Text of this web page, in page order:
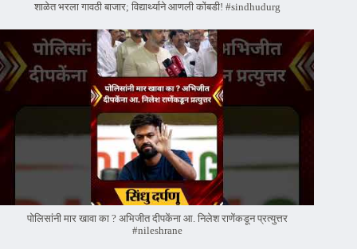
शाळेत भरला गावठी बाजार; विद्यार्थ्याने आणली कोंबडी! #sindhudurg
पोलिसांनी मार खावा का ? अभिजीत दीपकेंना आ. निलेश राणेंकडून प्रत्युत्तर
#nileshrane